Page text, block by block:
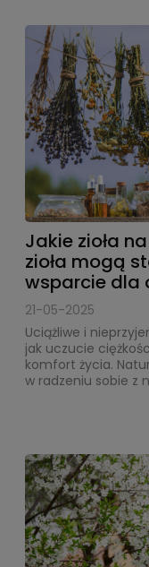
Jakie zioła
zioła mogą
wsparcie dla
21-05-2025
Uciążliwe i
jak uczucie
komfort życia.
w radzeniu sobie z